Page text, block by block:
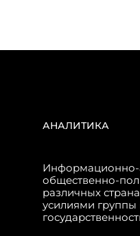
АНАЛИТИКА
Информационно-
общественно-
различных
усилиями группы